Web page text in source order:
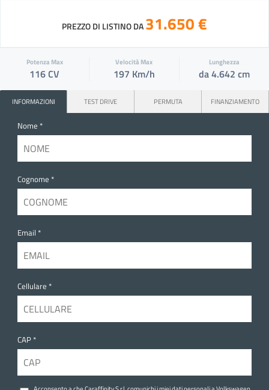
PREZZO DI LISTINO DA31.650 €
Potenza Max
116 CV
Velocità Max
197 Km/h
Lunghezza
da 4.642 cm
INFORMAZIONI TEST DRIVE PERMUTA FINANZIAMENTO
Nome *
Cognome *
Email *
Cellulare *
CAP *